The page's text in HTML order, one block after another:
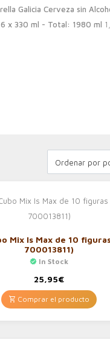
Galicia Cerveza sin
x 330 ml - Total: 1980 ml
Ordenar por
Mix Is Max de 10
700013811)
In Stock
25,95€
Comprar el producto